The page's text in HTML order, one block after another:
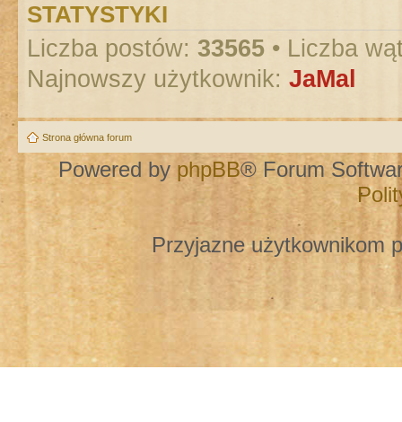
STATYSTYKI
Liczba postów: 33565 • Liczba
Najnowszy użytkownik: JaMal
Strona główna forum
Powered by phpBB® Forum
Przyjazne użytkownikom